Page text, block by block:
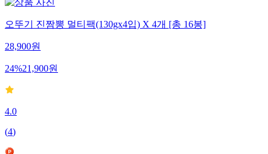
오뚜기 진짬뽕 멀티팩(130gx4입) X 4개 [총 16봉]
28,900원
24%21,900원
4.0
(4)